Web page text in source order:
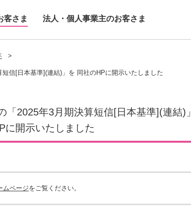
客さま 法人・個人事業主のお客さま
>
信[日本基準](連結)」を 同社のHPに開示いたしました
2025年3月期決算短信[日本基準](連結)」
に開示いたしました
ムページをご覧ください。